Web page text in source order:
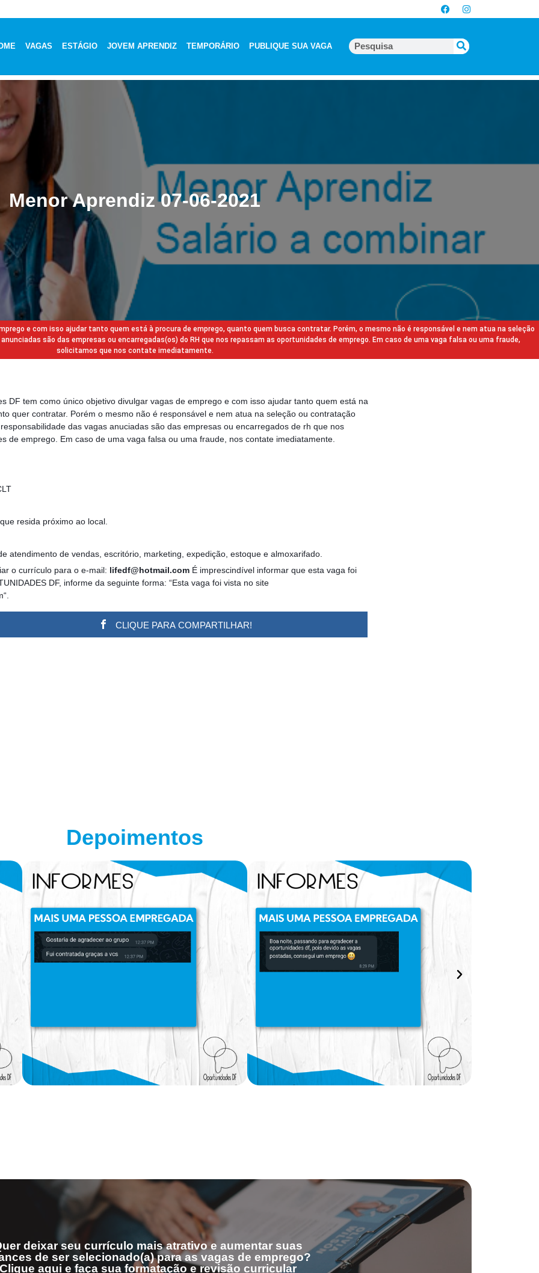
VAGAS ESTÁGIO JOVEM APRENDIZ TEMPORÁRIO PUBLIQUE SUA VAGA
Menor Aprendiz 07-06-2021
e com isso ajudar tanto quem está à procura de emprego, quanto quem busca contratar. Porém, o mesmo não é responsável e nem atua na seleção
são das empresas ou encarregadas(os) do RH que nos repassam as oportunidades de emprego. Em caso de uma vaga falsa ou uma fraude,
solicitamos que nos contate imediatamente.
DF tem como único objetivo divulgar vagas de emprego e com isso ajudar tanto quem está na
quer contratar. Porém o mesmo não é responsável e nem atua na seleção ou contratação
das vagas anuciadas são das empresas ou encarregados de rh que nos
de emprego. Em caso de uma vaga falsa ou uma fraude, nos contate imediatamente.
resida próximo ao local.
atendimento de vendas, escritório, marketing, expedição, estoque e almoxarifado.
o currículo para o e-mail: lifedf@hotmail.com É imprescindível informar que esta vaga foi
DF, informe da seguinte forma: “Esta vaga foi vista no site
CLIQUE PARA COMPARTILHAR!
Depoimentos
deixar seu currículo mais atrativo e aumentar suas
de ser selecionado(a) para as vagas de emprego?
aqui e faça sua formatação e revisão curricular